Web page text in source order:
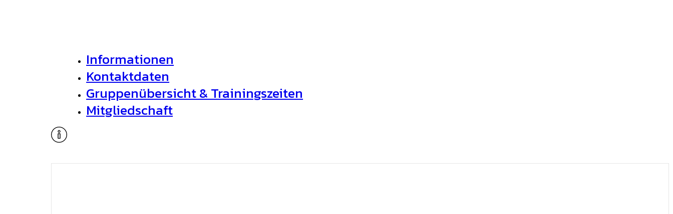
Informationen
Kontaktdaten
Gruppenübersicht & Trainingszeiten
Mitgliedschaft